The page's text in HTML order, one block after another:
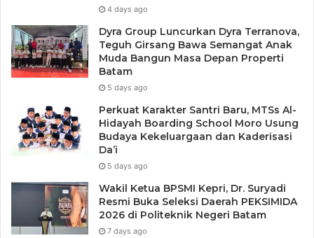
Sering dilihat di media massa yang memberitakan elemen
masyarakat tertentu memaksakan kehendaknya dengan
cara kekerasan kepada elemen masyarakat lainnya.
Laporan hasil survei Badan Pusat Statistik di 181
Kabupaten/Kota, 34 Provinsi dengan melibatkan 12.056
permasalahan dan konflik sosial yang terjadi tersebut
dikarenakan kurangnya pemahaman dan pengamalan nilai-
nilai Pancasila (Dailami, 2014:3).
Kelima,Masalah Dekadensi Moral. Fenomena
materialisme, pragmatisme, dan hedonisme yang semakin
menggejala saat ini telah mengikis moralitas dan akhlak
4 days ago
Dyra Group Luncurkan Dyra Terranova,
Teguh Girsang Bawa Semangat Anak
Muda Bangun Masa Depan Properti
Batam
5 days ago
Perkuat Karakter Santri Baru, MTSs Al-
Hidayah Boarding School Moro Usung
Budaya Kekeluargaan dan Kaderisasi
Da’i
5 days ago
Wakil Ketua BPSMI Kepri, Dr. Suryadi
Resmi Buka Seleksi Daerah PEKSIMIDA
2026 di Politeknik Negeri Batam
7 days ago